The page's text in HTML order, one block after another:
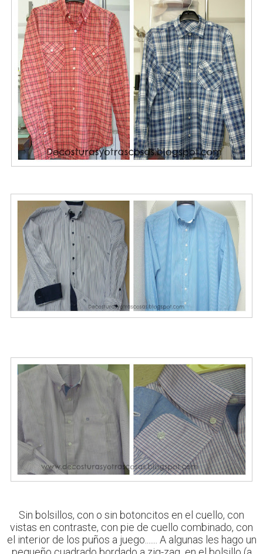
Sin bolsillos, con o sin botoncitos en el cuello, con
vistas en contraste, con pie de cuello combinado, con
el interior de los puños a juego....... A algunas les hago un